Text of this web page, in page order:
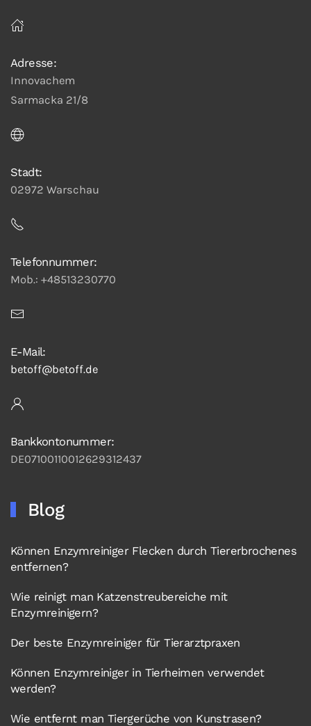
Adresse:
Innovachem
Sarmacka 21/8
Stadt:
02972 Warschau
Telefonnummer:
Mob.: +48513230770
E-Mail:
betoff@betoff.de
Bankkontonummer:
DE07100110012629312437
Blog
Können Enzymreiniger Flecken durch Tiererbrochenes
entfernen?
Wie reinigt man Katzenstreubereiche mit
Enzymreinigern?
Der beste Enzymreiniger für Tierarztpraxen
Können Enzymreiniger in Tierheimen verwendet
werden?
Wie entfernt man Tiergerüche von Kunstrasen?